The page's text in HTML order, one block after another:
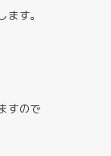
す。
すので